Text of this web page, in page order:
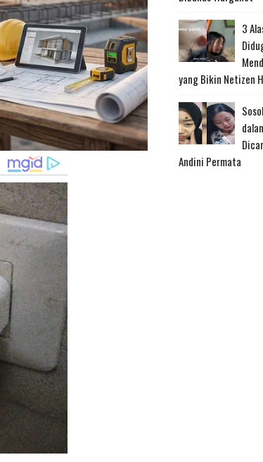
3
yang Bikin Netizen
Andini Permata